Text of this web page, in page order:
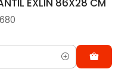
EXLIN 86X28 CM